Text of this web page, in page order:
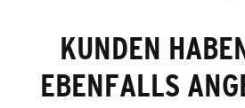
KUNDEN
EBENFALLS